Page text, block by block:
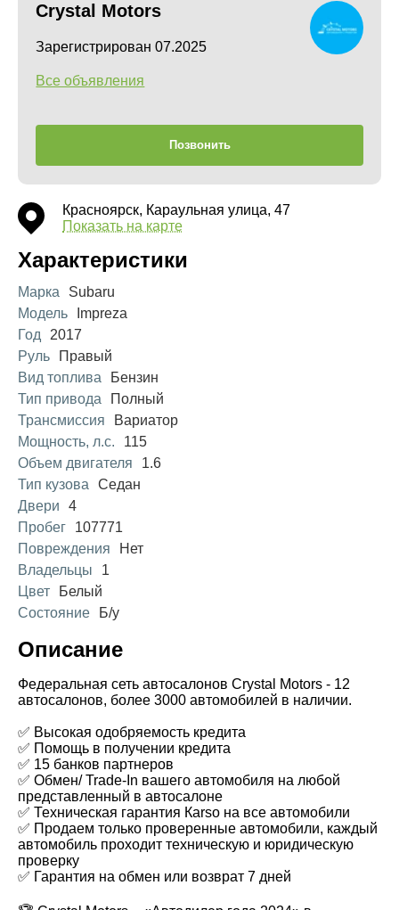
Crystal Motors
Зарегистрирован 07.2025
Все объявления
Позвонить
Красноярск, Караульная улица, 47
Показать на карте
Характеристики
Марка
Subaru
Модель
Impreza
Год
2017
Руль
Правый
Вид топлива
Бензин
Тип привода
Полный
Трансмиссия
Вариатор
Мощность, л.с.
115
Объем двигателя
1.6
Тип кузова
Седан
Двери
4
Пробег
107771
Повреждения
Нет
Владельцы
1
Цвет
Белый
Состояние
Б/у
Описание
Федеральная сеть автосалонов Crystal Motors - 12
автосалонов, более 3000 автомобилей в наличии.
✅ Высокая одобряемость кредита
✅ Помощь в получении кредита
✅ 15 банков партнеров
✅ Обмен/ Trade-In вашего автомобиля на любой
представленный в автосалоне
✅ Техническая гарантия Каrsо на все автомобили
✅ Продаем только проверенные автомобили, каждый
автомобиль проходит техническую и юридическую
проверку
✅ Гарантия на обмен или возврат 7 дней